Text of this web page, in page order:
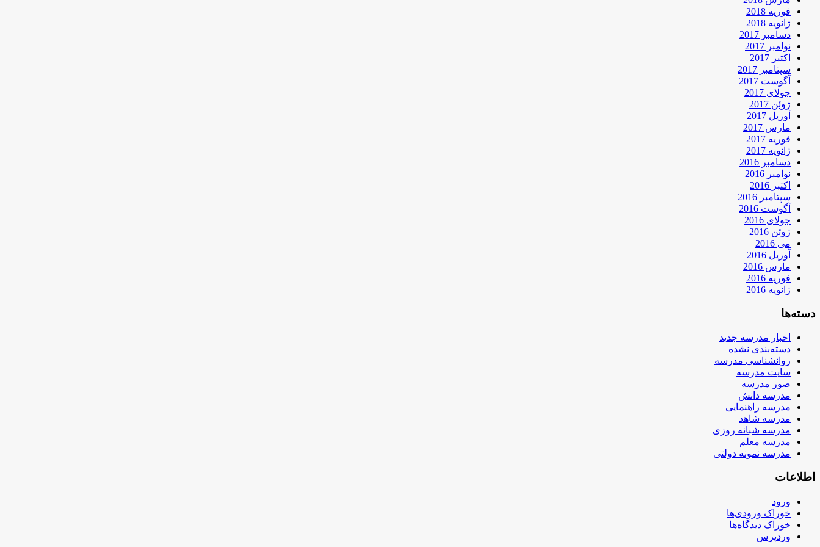
فوریه 2018
ژانویه 2018
دسامبر 2017
نوامبر 2017
اکتبر 2017
سپتامبر 2017
آگوست 2017
جولای 2017
ژوئن 2017
آوریل 2017
مارس 2017
فوریه 2017
ژانویه 2017
دسامبر 2016
نوامبر 2016
اکتبر 2016
سپتامبر 2016
آگوست 2016
جولای 2016
ژوئن 2016
می 2016
آوریل 2016
مارس 2016
فوریه 2016
ژانویه 2016
دسته‌ها
اخبار مدرسه جدید
دسته‌بندی نشده
روانشناسی مدرسه
سایت مدرسه
صور مدرسه
مدرسه دانش
مدرسه راهنمایی
مدرسه شاهد
مدرسه شبانه روزی
مدرسه معلم
مدرسه نمونه دولتی
اطلاعات
ورود
خوراک ورودی‌ها
خوراک دیدگاه‌ها
وردپرس